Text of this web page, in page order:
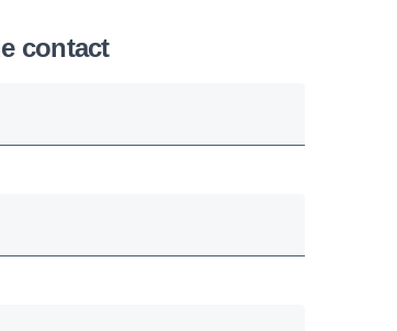
contact